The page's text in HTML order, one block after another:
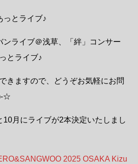
っとライブ♪
ンライブ＠浅草、「絆」コンサー
とライブ♪
きますので、どうぞお気軽にお問
☆
10月にライブが2本決定いたしまし
2025 OSAKA Kizu